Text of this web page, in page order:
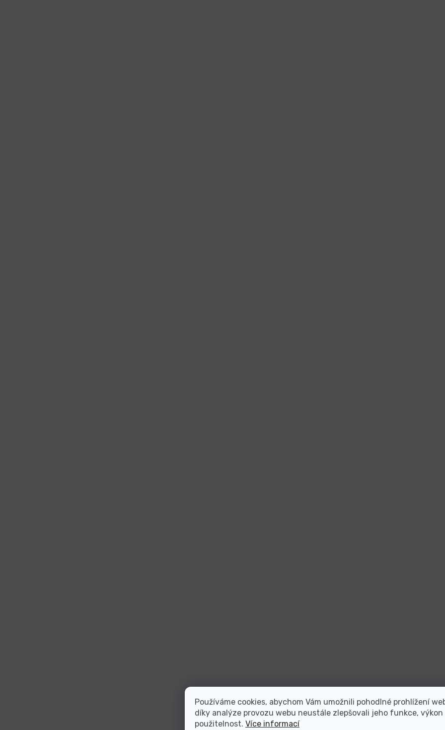
Používáme cookies, abychom Vám umožnili pohodlné prohlížení
díky analýze provozu webu neustále zlepšovali jeho funkce, výkon
použitelnost. Více informací